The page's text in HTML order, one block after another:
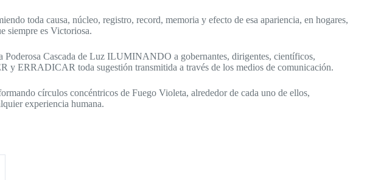
toda causa, núcleo, registro, record, memoria y efecto de esa apariencia, en hogares,
siempre es Victoriosa.
Cascada de Luz ILUMINANDO a gobernantes, dirigentes, científicos,
y ERRADICAR toda sugestión transmitida a través de los medios de comunicación.
círculos concéntricos de Fuego Violeta, alrededor de cada uno de ellos,
experiencia humana.